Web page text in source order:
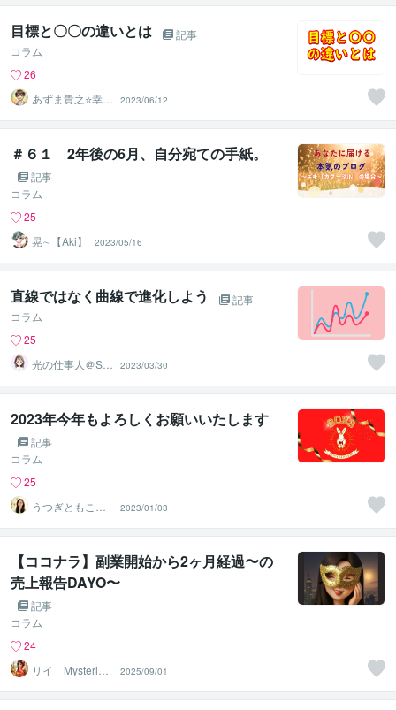
目標と〇〇の違いとは
記事
コラム
26
あずま貴之⭐幸せ
自分軸の生き方
育成コーチ
2023/06/12
＃６１ 2年後の6月、自分宛ての手紙。
記事
コラム
25
晃∼【Aki】
2023/05/16
直線ではなく曲線で進化しよう
記事
コラム
25
光の仕事人＠SA
CHIKO
2023/03/30
2023年今年もよろしくお願いいたします
記事
コラム
25
うつぎともこ
（けんちゃんマ
マ♪）
2023/01/03
【ココナラ】副業開始から2ヶ月経過〜の
売上報告DAYO〜
記事
コラム
24
リイ Mysteriou
s W
2025/09/01